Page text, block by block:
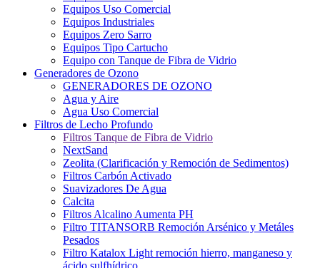
Equipos Uso Comercial
Equipos Industriales
Equipos Zero Sarro
Equipos Tipo Cartucho
Equipo con Tanque de Fibra de Vidrio
Generadores de Ozono
GENERADORES DE OZONO
Agua y Aire
Agua Uso Comercial
Filtros de Lecho Profundo
Filtros Tanque de Fibra de Vidrio
NextSand
Zeolita (Clarificación y Remoción de Sedimentos)
Filtros Carbón Activado
Suavizadores De Agua
Calcita
Filtros Alcalino Aumenta PH
Filtro TITANSORB Remoción Arsénico y Metáles
Pesados
Filtro Katalox Light remoción hierro, manganeso y
ácido sulfhídrico